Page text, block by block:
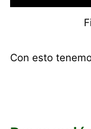
Con esto